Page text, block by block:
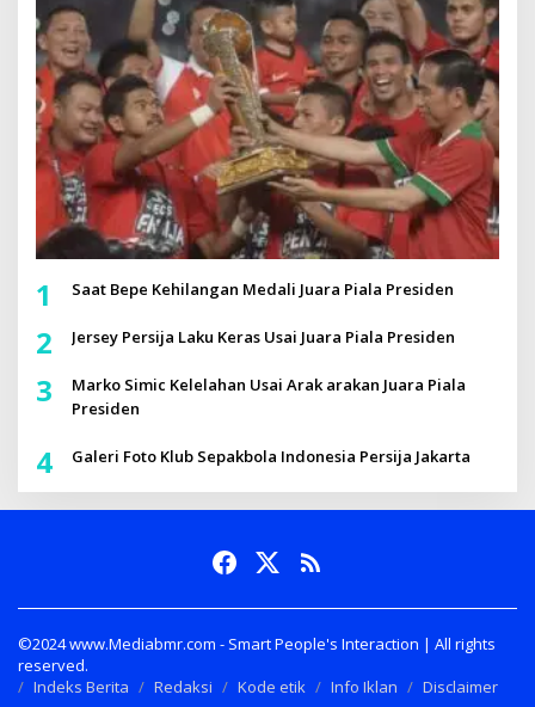
1 Saat Bepe Kehilangan Medali Juara Piala Presiden
2 Jersey Persija Laku Keras Usai Juara Piala Presiden
3
Marko Simic Kelelahan Usai Arak arakan Juara Piala
Presiden
4 Galeri Foto Klub Sepakbola Indonesia Persija Jakarta
©2024 www.Mediabmr.com - Smart People's Interaction | All rights
reserved.
Indeks Berita
Redaksi Kode etik Info Iklan Disclaimer